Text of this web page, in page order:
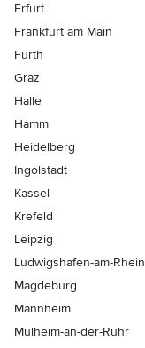
Erfurt
Frankfurt am Main
Fürth
Graz
Halle
Hamm
Heidelberg
Ingolstadt
Kassel
Krefeld
Leipzig
Ludwigshafen-am-Rhein
Magdeburg
Mannheim
Mülheim-an-der-Ruhr